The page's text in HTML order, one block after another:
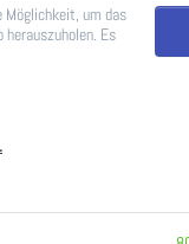
um das
Es